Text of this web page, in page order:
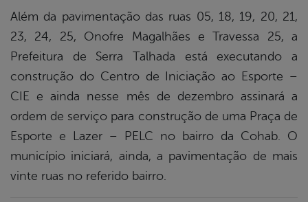
Além da pavimentação das ruas 05, 18, 19, 20, 21,
23, 24, 25, Onofre Magalhães e Travessa 25, a
Prefeitura de Serra Talhada está executando a
construção do Centro de Iniciação ao Esporte –
CIE e ainda nesse mês de dezembro assinará a
ordem de serviço para construção de uma Praça de
Esporte e Lazer – PELC no bairro da Cohab. O
município iniciará, ainda, a pavimentação de mais
vinte ruas no referido bairro.